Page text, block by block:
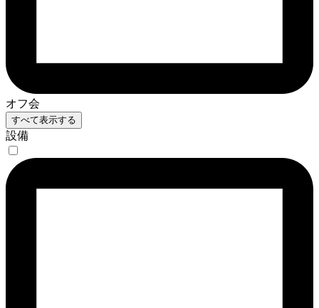
オフ会
すべて表示する
設備